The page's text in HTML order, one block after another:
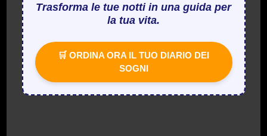
Trasforma le tue notti in una guida per
la tua vita.
🛒 ORDINA ORA IL TUO DIARIO DEI
SOGNI